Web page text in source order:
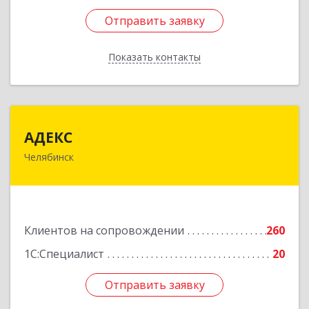
Отправить заявку
Показать контакты
Отправить заявку
Назад
АДЕКС
Челябинск
Клиентов на сопровождении
260
1С:Специалист
20
Отправить заявку
454080, Челябинская обл, Челябинск г, Смирных
Отправить заявку